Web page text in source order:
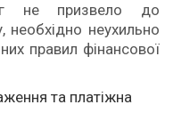
не призвело до
необхідно неухильно
правил фінансової
та платіжна